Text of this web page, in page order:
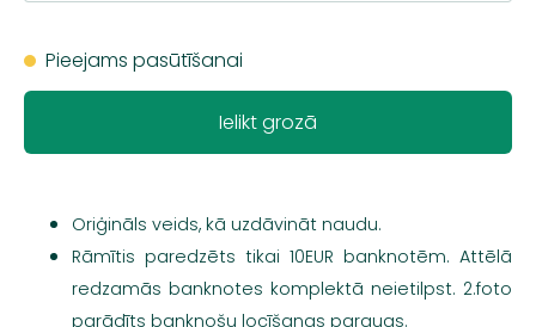
Pieejams pasūtīšanai
Ielikt grozā
Oriģināls veids, kā uzdāvināt naudu.
Rāmītis paredzēts tikai 10EUR banknotēm. Attēlā
redzamās banknotes komplektā neietilpst. 2.foto
parādīts banknošu locīšanas paraugs.